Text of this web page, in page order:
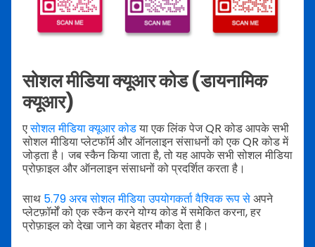
सोशल मीडिया क्यूआर कोड (डायनामिक
क्यूआर)
एसोशल मीडिया क्यूआर कोडया एक लिंक पेज QR कोड आपके सभी
सोशल मीडिया प्लेटफॉर्म और ऑनलाइन संसाधनों को एक QR कोड में
जोड़ता है। जब स्कैन किया जाता है, तो यह आपके सभी सोशल मीडिया
प्रोफ़ाइल और ऑनलाइन संसाधनों को प्रदर्शित करता है।
साथ 5.79 अरब सोशल मीडिया उपयोगकर्ता वैश्विक रूप सेअपने
प्लेटफ़ॉर्मों को एक स्कैन करने योग्य कोड में समेकित करना, हर
प्रोफ़ाइल को देखा जाने का बेहतर मौका देता है।